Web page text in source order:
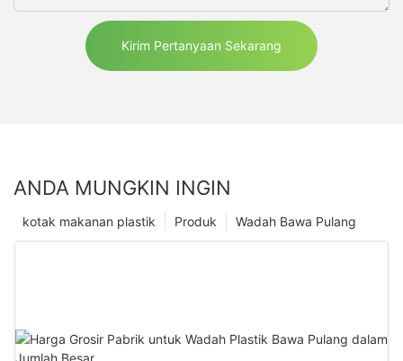
Kirim Pertanyaan Sekarang
ANDA MUNGKIN INGIN
Wadah Bawa Pulang
Produk
kotak makanan plastik